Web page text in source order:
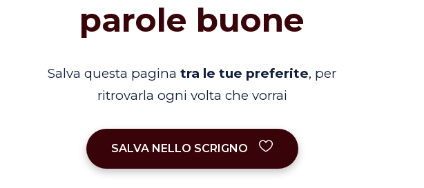
parole buone
Salva questa pagina tra le tue preferite, per
ritrovarla ogni volta che vorrai
SALVA NELLO SCRIGNO